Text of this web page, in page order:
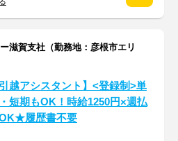
滋賀支社（勤務地：彦根市エリ
引越アシスタント】<登録制>単
短期もOK！時給1250円×週払
履歴書不要